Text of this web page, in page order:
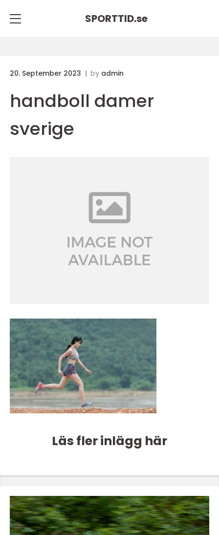
SPORTTID.se
20. September 2023 by admin
handboll damer
sverige
Läs fler inlägg här